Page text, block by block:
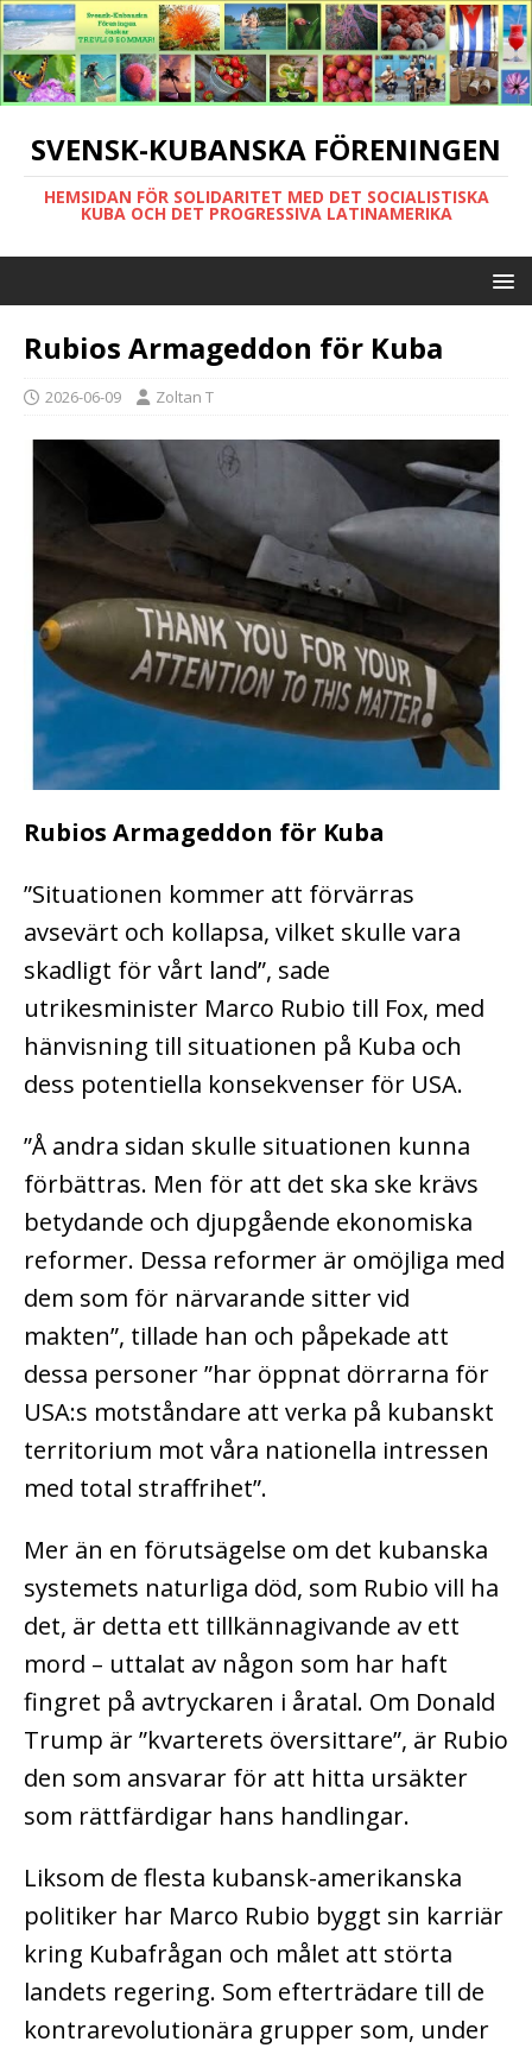
SVENSK-KUBANSKA FÖRENINGEN
HEMSIDAN FÖR SOLIDARITET MED DET SOCIALISTISKA
KUBA OCH DET PROGRESSIVA LATINAMERIKA
Rubios Armageddon för Kuba
2026-06-09 Zoltan T
Rubios Armageddon för Kuba
”Situationen kommer att förvärras
avsevärt och kollapsa, vilket skulle vara
skadligt för vårt land”, sade
utrikesminister Marco Rubio till Fox, med
hänvisning till situationen på Kuba och
dess potentiella konsekvenser för USA.
”Å andra sidan skulle situationen kunna
förbättras. Men för att det ska ske krävs
betydande och djupgående ekonomiska
reformer. Dessa reformer är omöjliga med
dem som för närvarande sitter vid
makten”, tillade han och påpekade att
dessa personer ”har öppnat dörrarna för
USA:s motståndare att verka på kubanskt
territorium mot våra nationella intressen
med total straffrihet”.
Mer än en förutsägelse om det kubanska
systemets naturliga död, som Rubio vill ha
det, är detta ett tillkännagivande av ett
mord – uttalat av någon som har haft
fingret på avtryckaren i åratal. Om Donald
Trump är ”kvarterets översittare”, är Rubio
den som ansvarar för att hitta ursäkter
som rättfärdigar hans handlingar.
Liksom de flesta kubansk-amerikanska
politiker har Marco Rubio byggt sin karriär
kring Kubafrågan och målet att störta
landets regering. Som efterträdare till de
kontrarevolutionära grupper som, under